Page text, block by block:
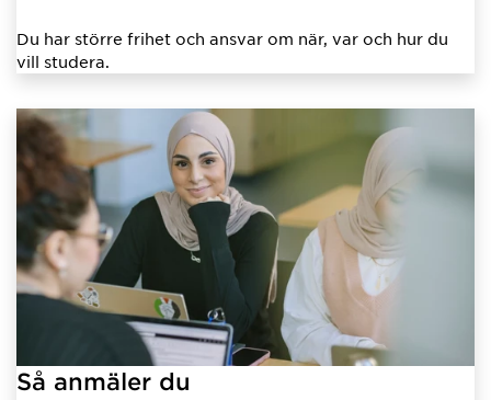
Du har större frihet och ansvar om när, var och hur du
vill studera.
Så anmäler du